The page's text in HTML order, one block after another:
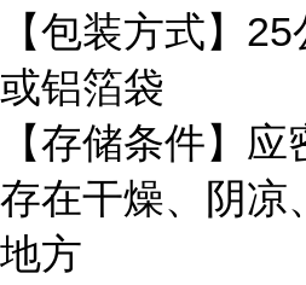
【包装方式】 25
或铝箔袋
【存储条件】
存在干燥、阴凉
地方